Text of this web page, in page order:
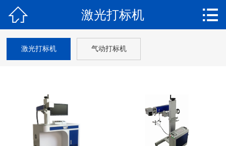
案例展示
软件下载
 激光打标机 
激光打标机 气动打标机